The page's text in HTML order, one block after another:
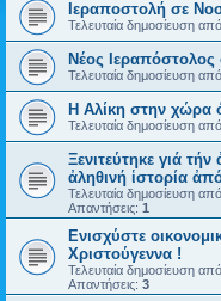
Ιεραποστολή σε
Τελευταία δημοσίευση από
Νέος
Τελευταία δημοσίευση από
Η Αλίκη στην χώρα
Τελευταία δημοσίευση από
Ξενιτεύτηκε γιά
ἀληθινή ἱστορία
Τελευταία δημοσίευση από
Απαντήσεις: 1
Ενισχύστε
Χριστούγεννα !
Τελευταία δημοσίευση από
Απαντήσεις: 3